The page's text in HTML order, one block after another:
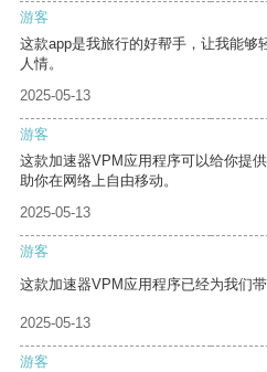
游客
这款app是我旅行的好帮手，让我能够
人情。
2025-05-13
游客
这款加速器VPM应用程序可以给你提
助你在网络上自由移动。
2025-05-13
游客
这款加速器VPM应用程序已经为我们
2025-05-13
游客